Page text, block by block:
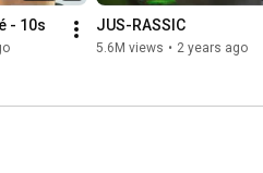
- 10s JUS-RASSIC
5.6M views • 2 years ago